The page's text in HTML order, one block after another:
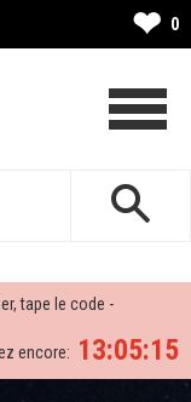
❤ 0
tape le code -
13:05:15
encore: